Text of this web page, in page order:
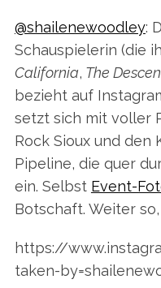
@shailenewoodley:
Schauspielerin (die
California, The
bezieht auf
setzt sich mit voller
Rock Sioux und den
Pipeline, die quer
ein. Selbst Event-
Botschaft. Weiter
https://
taken-